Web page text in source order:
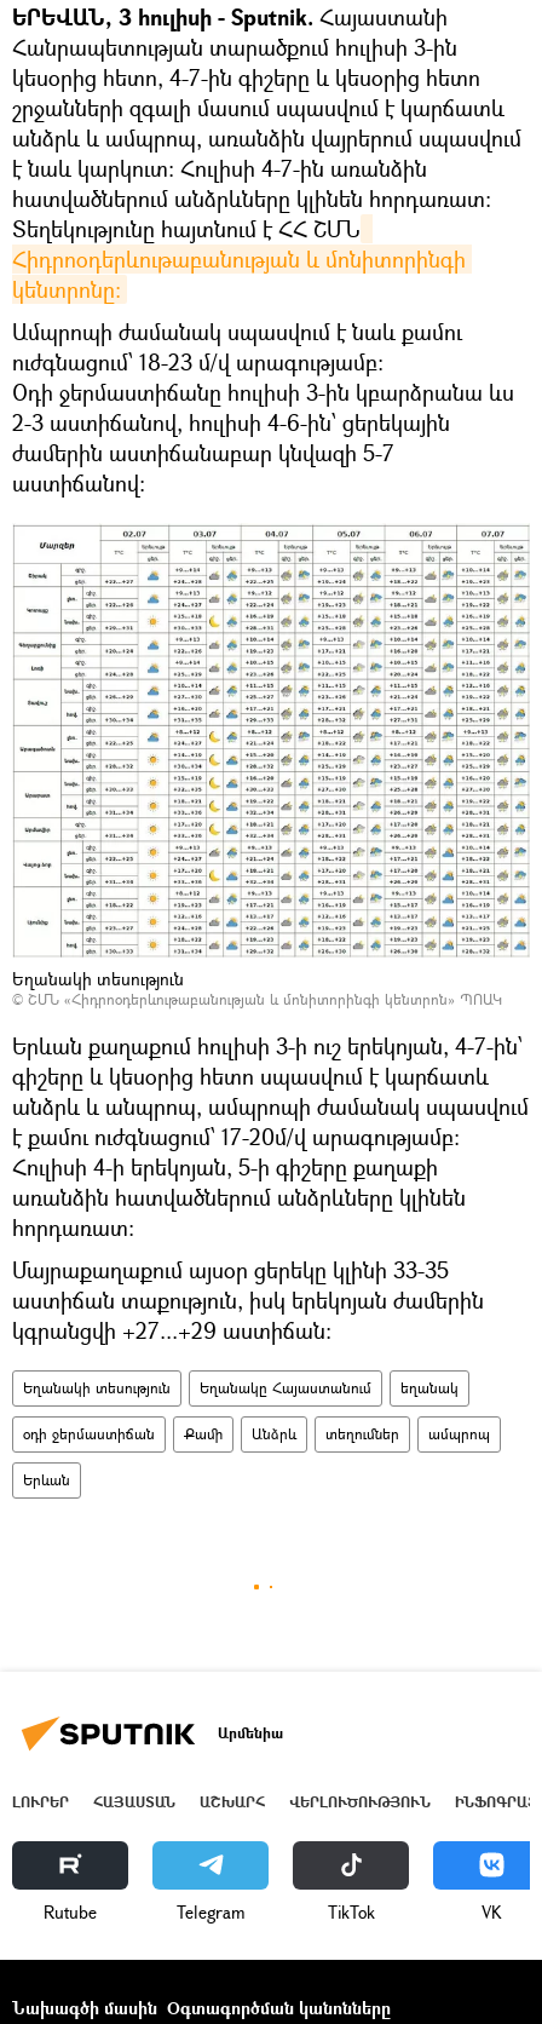
ԵՐԵՎԱՆ, 3 հուլիսի - Sputnik. Հայաստանի
Հանրապետության տարածքում հուլիսի 3-ին
կեսօրից հետո, 4-7-ին գիշերը և կեսօրից հետո
շրջանների զգալի մասում սպասվում է կարճատև
անձրև և ամպրոպ, առանձին վայրերում սպասվում
է նաև կարկուտ։ Հուլիսի 4-7-ին առանձին
հատվածներում անձրևները կլինեն հորդառատ։
Տեղեկությունը հայտնում է ՀՀ ՇՄՆ
Հիդրոօդերևութաբանության և մոնիտորինգի
կենտրոնը։
Ամպրոպի ժամանակ սպասվում է նաև քամու
ուժգնացում՝ 18-23 մ/վ արագությամբ։
Օդի ջերմաստիճանը հուլիսի 3-ին կբարձրանա ևս
2-3 աստիճանով, հուլիսի 4-6-ին՝ ցերեկային
ժամերին աստիճանաբար կնվազի 5-7
աստիճանով։
Եղանակի տեսություն
© ՇՄՆ «Հիդրոօդերևութաբանության և մոնիտորինգի կենտրոն» ՊՈԱԿ
Երևան քաղաքում հուլիսի 3-ի ուշ երեկոյան, 4-7-ին՝
գիշերը և կեսօրից հետո սպասվում է կարճատև
անձրև և անպրոպ, ամպրոպի ժամանակ սպասվում
է քամու ուժգնացում՝ 17-20մ/վ արագությամբ։
Հուլիսի 4-ի երեկոյան, 5-ի գիշերը քաղաքի
առանձին հատվածներում անձրևները կլինեն
հորդառատ։
Մայրաքաղաքում այսօր ցերեկը կլինի 33-35
աստիճան տաքություն, իսկ երեկոյան ժամերին
կգրանցվի +27...+29 աստիճան։
Եղանակի տեսություն Եղանակը Հայաստանում եղանակ
օդի ջերմաստիճան Քամի Անձրև տեղումներ ամպրոպ
Երևան
Արմենիա
ԼՈՒՐԵՐ ՀԱՅԱՍՏԱՆ ԱՇԽԱՐՀ ՎԵՐԼՈՒԾՈՒԹՅՈՒՆ
Rutube Telegram ТikТоk VK
Նախագծի մասին Օգտագործման կանոնները